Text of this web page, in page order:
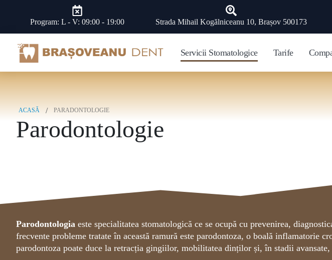
Program: L - V: 09:00 - 19:00 Strada Mihail Kogălniceanu 10, Brașov 500173
Servicii Stomatologice Tarife
ACASĂ PARADONTOLOGIE
Parodontologie
Parodontologia este specialitatea stomatologică ce se ocupă cu prevenirea,
frecvente probleme tratate în această ramură este parodontoza, o boală inflamatorie
parodontoza poate duce la retracția gingiilor, mobilitatea dinților și, în stadii